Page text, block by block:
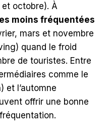
octobre). À
moins fréquentées
mars et novembre
quand le froid
de touristes. Entre
comme le
et l’automne
offrir une bonne